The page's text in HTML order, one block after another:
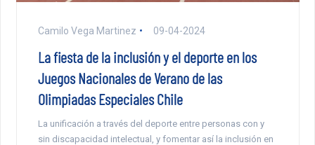
Camilo Vega Martinez 09-04-2024
La fiesta de la inclusión y el deporte en los
Juegos Nacionales de Verano de las
Olimpiadas Especiales Chile
La unificación a través del deporte entre personas con y
sin discapacidad intelectual, y fomentar así la inclusión en